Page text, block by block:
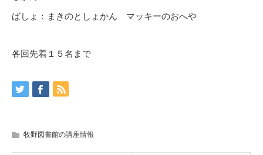
ばしょ：まきのとしょかん マッキーのおへや
各回先着１５名まで
牧野図書館の講座情報